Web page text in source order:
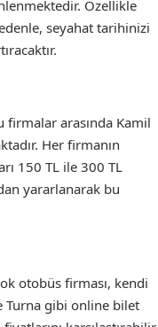
Özellikle
seyahat tarihinizi
firmalar arasında Kamil
Her firmanın
150 TL ile 300 TL
yararlanarak bu
otobüs firması, kendi
Turna gibi online bilet